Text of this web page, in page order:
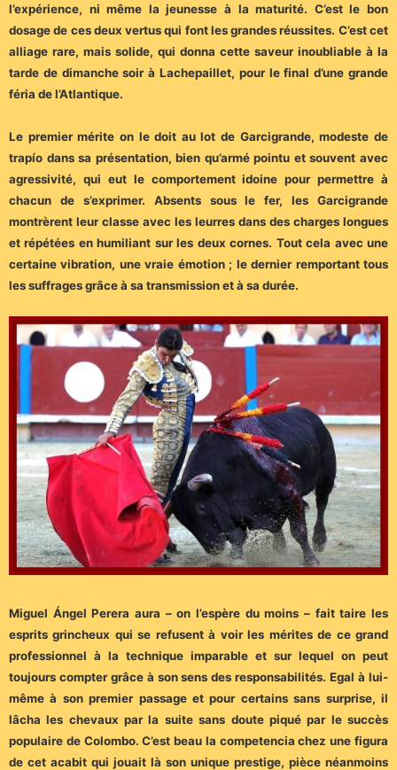
l’expérience, ni même la jeunesse à la maturité. C’est le bon
dosage de ces deux vertus qui font les grandes réussites. C’est cet
alliage rare, mais solide, qui donna cette saveur inoubliable à la
tarde de dimanche soir à Lachepaillet, pour le final d’une grande
féria de l’Atlantique.
Le premier mérite on le doit au lot de Garcigrande, modeste de
trapío dans sa présentation, bien qu’armé pointu et souvent avec
agressivité, qui eut le comportement idoine pour permettre à
chacun de s’exprimer. Absents sous le fer, les Garcigrande
montrèrent leur classe avec les leurres dans des charges longues
et répétées en humiliant sur les deux cornes. Tout cela avec une
certaine vibration, une vraie émotion ; le dernier remportant tous
les suffrages grâce à sa transmission et à sa durée.
Miguel Ángel Perera aura – on l’espère du moins – fait taire les
esprits grincheux qui se refusent à voir les mérites de ce grand
professionnel à la technique imparable et sur lequel on peut
toujours compter grâce à son sens des responsabilités. Egal à lui-
même à son premier passage et pour certains sans surprise, il
lâcha les chevaux par la suite sans doute piqué par le succès
populaire de Colombo. C’est beau la competencia chez une figura
de cet acabit qui jouait là son unique prestige, pièce néanmoins